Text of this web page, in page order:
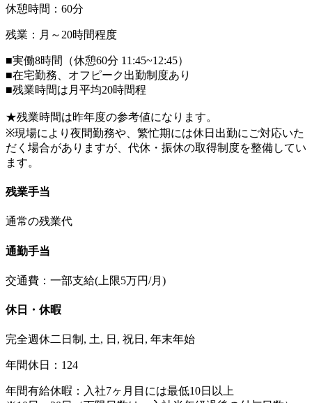
休憩時間：60分
残業：月～20時間程度
■実働8時間（休憩60分 11:45~12:45）
■在宅勤務、オフピーク出勤制度あり
■残業時間は月平均20時間程
★残業時間は昨年度の参考値になります。
※現場により夜間勤務や、繁忙期には休日出勤にご対応いた
だく場合がありますが、代休・振休の取得制度を整備してい
ます。
残業手当
通常の残業代
通勤手当
交通費：一部支給(上限5万円/月)
休日・休暇
完全週休二日制, 土, 日, 祝日, 年末年始
年間休日：124
年間有給休暇：入社7ヶ月目には最低10日以上